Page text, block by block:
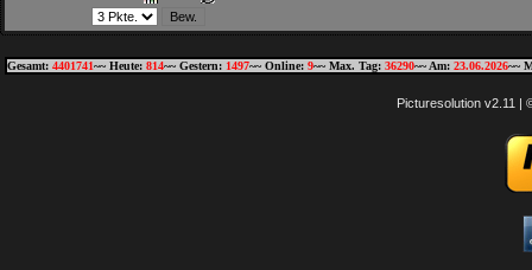
Gesamt: 4401741~~ Heute: 814~~ Gestern: 1497~~ Online: 9~~ Max. Tag: 36290~~ Am: 23.06.2026~~
Picturesolution v2.11 |